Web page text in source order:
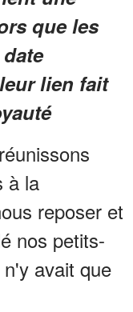
que les
lien fait
à la
reposer et
nos petits-
avait que